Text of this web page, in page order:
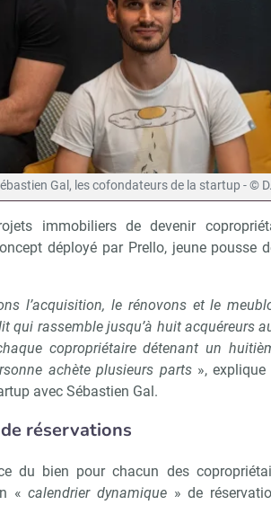
Gal, les cofondateurs de la startup - ©
immobiliers de devenir
déployé par Prello, jeune pousse
l’acquisition, le rénovons et le
qui rassemble jusqu’à huit acquéreurs
copropriétaire détenant un
achète plusieurs parts», explique
avec Sébastien Gal.
réservations
du bien pour chacun des
«calendrier dynamique» de